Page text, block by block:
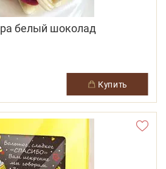
белый шоколад
купить